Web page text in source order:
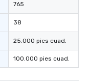
765
38
25.000 pies cuad.
100.000 pies cuad.